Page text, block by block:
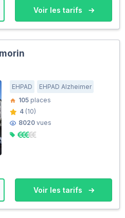
Voir les tarifs
EHPAD
EHPAD Alzheimer
105 places
4 (10)
8020 vues
Voir les tarifs